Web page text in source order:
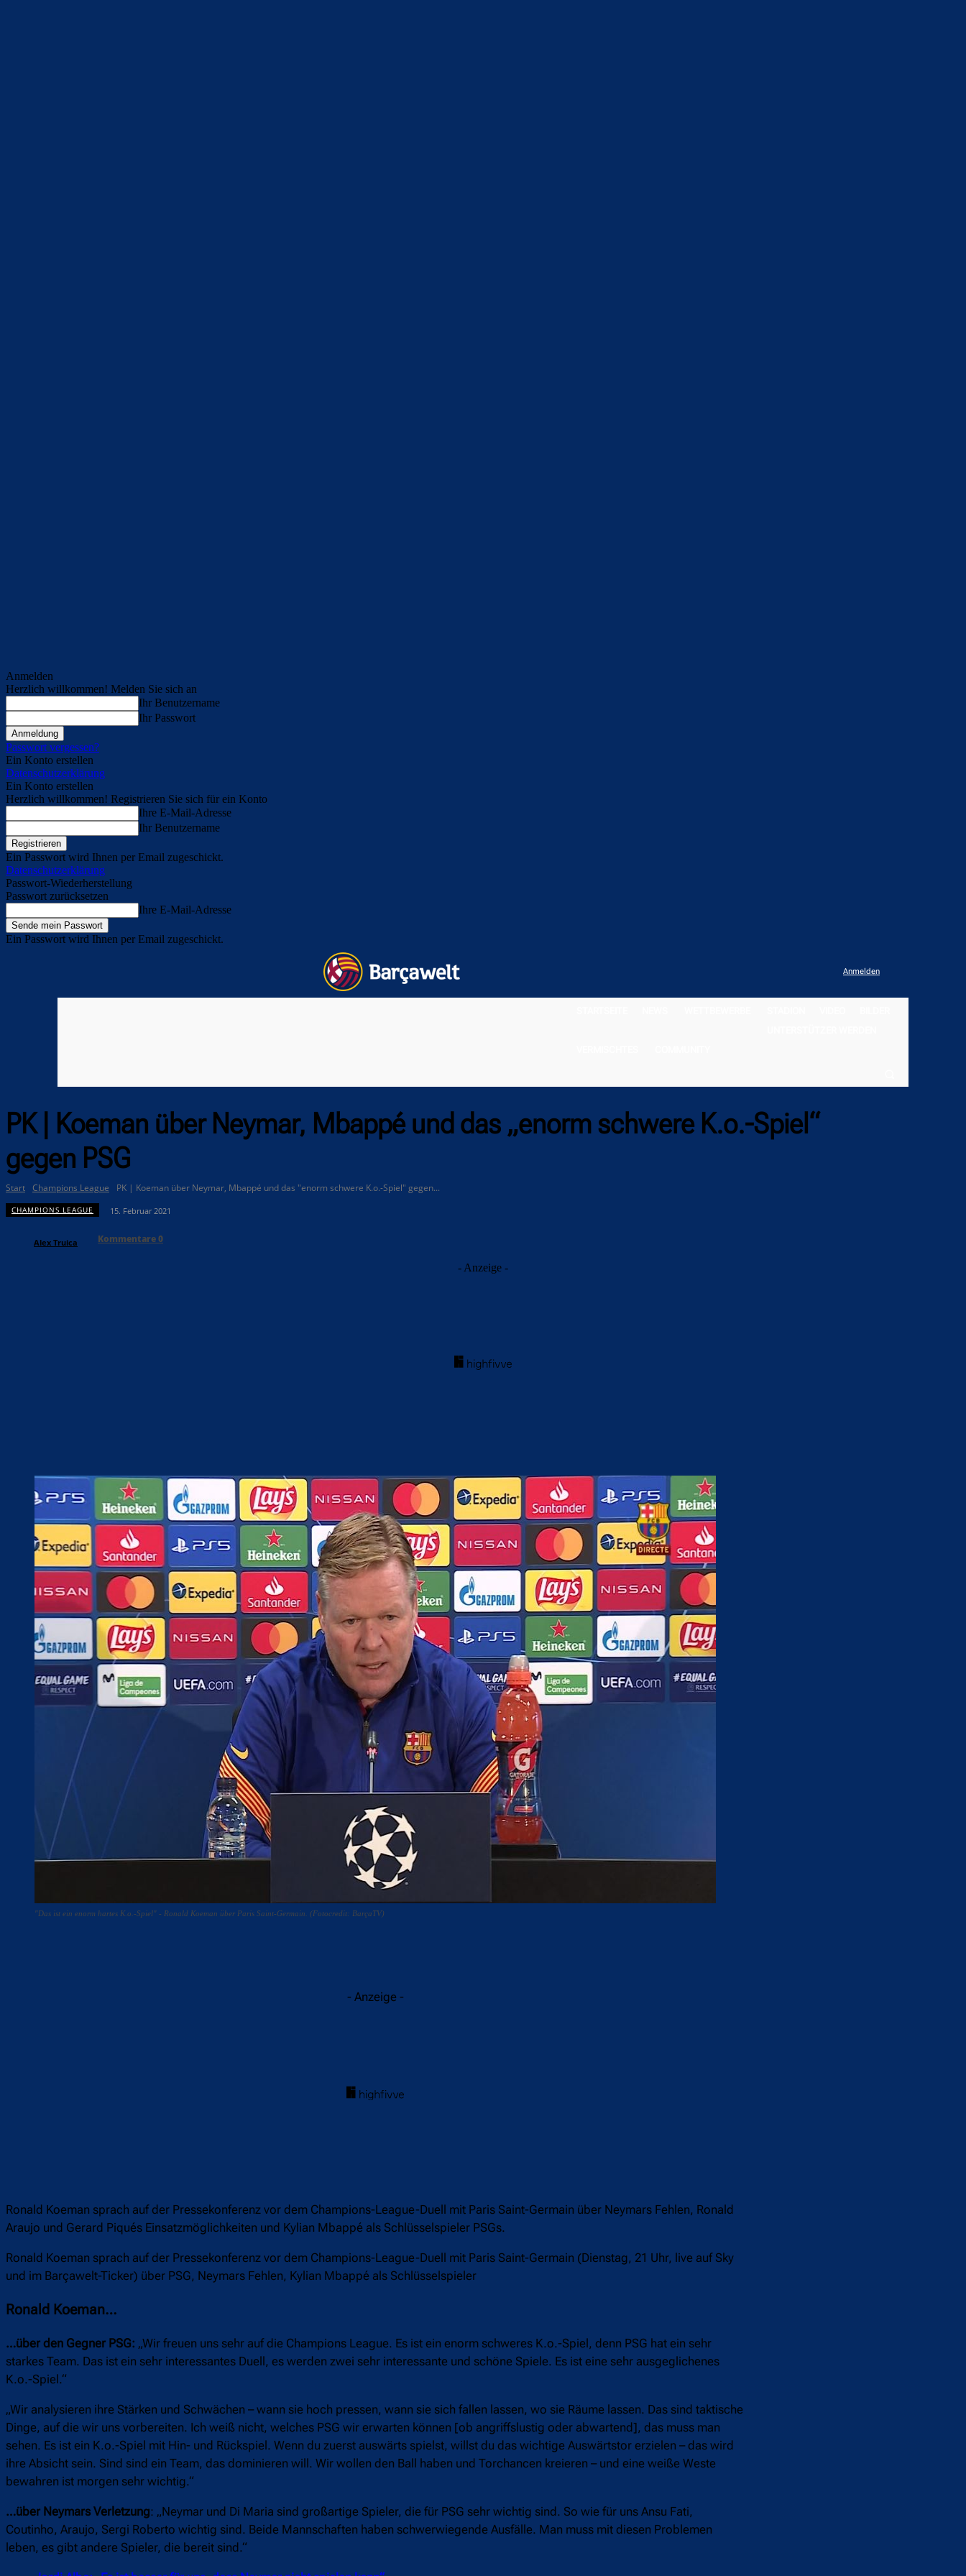
Anmelden
Herzlich willkommen! Melden Sie sich an
Ihr Benutzername
Ihr Passwort
Passwort vergessen?
Ein Konto erstellen
Datenschutzerklärung
Ein Konto erstellen
Herzlich willkommen! Registrieren Sie sich für ein Konto
Ihre E-Mail-Adresse
Ihr Benutzername
Ein Passwort wird Ihnen per Email zugeschickt.
Datenschutzerklärung
Passwort-Wiederherstellung
Passwort zurücksetzen
Ihre E-Mail-Adresse
Ein Passwort wird Ihnen per Email zugeschickt.
Anmelden
PK | Koeman über Neymar, Mbappé und das „enorm schwere K.o.-Spiel“
gegen PSG
Start Champions League PK | Koeman über Neymar, Mbappé und das "enorm schwere K.o.-Spiel" gegen...
CHAMPIONS LEAGUE 15. Februar 2021
Alex Truica Kommentare0
- Anzeige -
"Das ist ein enorm hartes K.o.-Spiel" - Ronald Koeman über Paris Saint-Germain. (Fotocredit: BarçaTV)
- Anzeige -
Ronald Koeman sprach auf der Pressekonferenz vor dem Champions-League-Duell mit Paris Saint-Germain über Neymars Fehlen, Ronald
Araujo und Gerard Piqués Einsatzmöglichkeiten und Kylian Mbappé als Schlüsselspieler PSGs.
Ronald Koeman sprach auf der Pressekonferenz vor dem Champions-League-Duell mit Paris Saint-Germain (Dienstag, 21 Uhr, live auf Sky
und im Barçawelt-Ticker) über PSG, Neymars Fehlen, Kylian Mbappé als Schlüsselspieler
Ronald Koeman…
…über den Gegner PSG: „Wir freuen uns sehr auf die Champions League. Es ist ein enorm schweres K.o.-Spiel, denn PSG hat ein sehr
starkes Team. Das ist ein sehr interessantes Duell, es werden zwei sehr interessante und schöne Spiele. Es ist eine sehr ausgeglichenes
K.o.-Spiel.“
„Wir analysieren ihre Stärken und Schwächen – wann sie hoch pressen, wann sie sich fallen lassen, wo sie Räume lassen. Das sind taktische
Dinge, auf die wir uns vorbereiten. Ich weiß nicht, welches PSG wir erwarten können [ob angriffslustig oder abwartend], das muss man
sehen. Es ist ein K.o.-Spiel mit Hin- und Rückspiel. Wenn du zuerst auswärts spielst, willst du das wichtige Auswärtstor erzielen – das wird
ihre Absicht sein. Sind sind ein Team, das dominieren will. Wir wollen den Ball haben und Torchancen kreieren – und eine weiße Weste
bewahren ist morgen sehr wichtig.“
…über Neymars Verletzung: „Neymar und Di Maria sind großartige Spieler, die für PSG sehr wichtig sind. So wie für uns Ansu Fati,
Coutinho, Araujo, Sergi Roberto wichtig sind. Beide Mannschaften haben schwerwiegende Ausfälle. Man muss mit diesen Problemen
leben, es gibt andere Spieler, die bereit sind.“